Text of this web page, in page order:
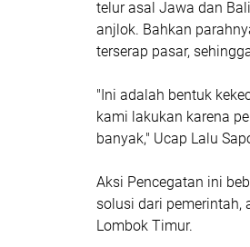
telur asal Jawa dan
anjlok. Bahkan
terserap pasar,
"Ini adalah bentuk
kami lakukan karena
banyak," Ucap Lalu
Aksi Pencegatan ini
solusi dari pemerintah,
Lombok Timur.